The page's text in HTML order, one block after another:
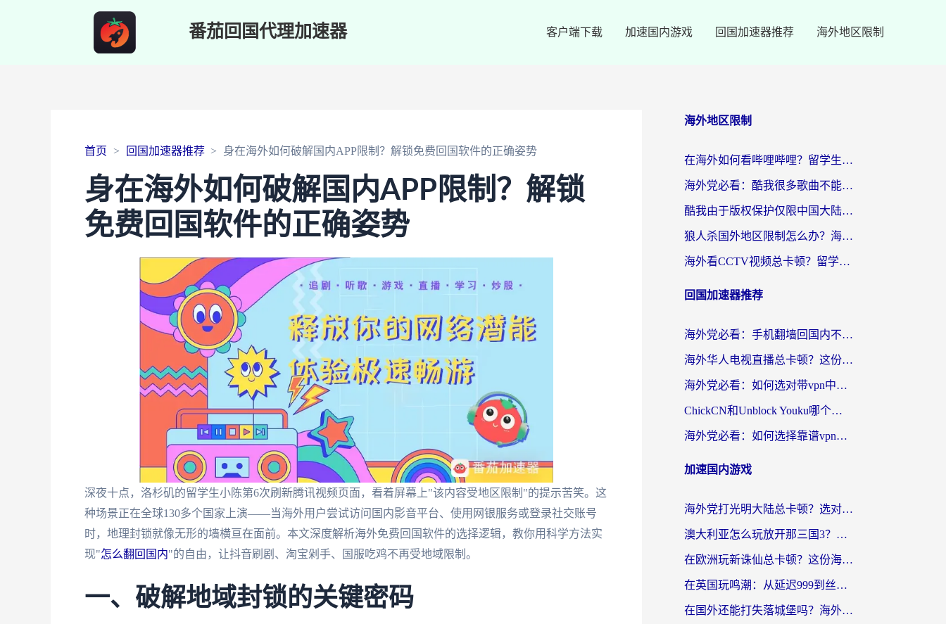
番茄回国代理加速器 客户端下载 加速国内游戏 回国加速器推荐 海外地区限制
首页 回国加速器推荐 身在海外如何破解国内APP限制？解锁免费回国软件的正确姿势
身在海外如何破解国内APP限制？解锁
免费回国软件的正确姿势
深夜十点，洛杉矶的留学生小陈第6次刷新腾讯视频页面，看着屏幕上"该内容受地区限制"的提示苦笑。这
种场景正在全球130多个国家上演——当海外用户尝试访问国内影音平台、使用网银服务或登录社交账号
时，地理封锁就像无形的墙横亘在面前。本文深度解析海外免费回国软件的选择逻辑，教你用科学方法实
现"怎么翻回国内"的自由，让抖音刷剧、淘宝剁手、国服吃鸡不再受地域限制。
一、破解地域封锁的关键密码
海外地区限制
在海外如何看哔哩哔哩？留学生亲测有效的回国加速指南
海外党必看：酷我很多歌曲不能听？一招解决优酷版权限制+B站地域问题！
酷我由于版权保护仅限中国大陆怎么办？海外党亲测有效的解锁指南
狼人杀国外地区限制怎么办？海外党亲测有效的全场景回国加速指南
海外看CCTV视频总卡顿？留学生亲测有效的回国加速器选择指南
回国加速器推荐
海外党必看：手机翻墙回国内不再难，一篇搞定无缝访问国内资源指南
海外华人电视直播总卡顿？这份回国加速器选择指南帮你无缝看国内资源
海外党必看：如何选对带vpn中国节点的加速器？无缝访问国内资源全攻略
ChickCN和Unblock Youku哪个好？海外党亲测4款热门回国加速器，附避坑指南
海外党必看：如何选择靠谱vpn加速器官网？轻松解决国内APP地区限制
加速国内游戏
海外党打光明大陆总卡顿？选对加速器才是关键！（附亲测好用的推荐）
澳大利亚怎么玩放开那三国3？海外党亲测有效的国服游戏加速指南
在欧洲玩新诛仙总卡顿？这份海外党专属加速器指南帮你解决延迟难题
在英国玩鸣潮：从延迟999到丝滑操作，我是怎么做到的？
在国外还能打失落城堡吗？海外玩家国服游戏加速终极指南（附北美玩online加速器下载技巧）